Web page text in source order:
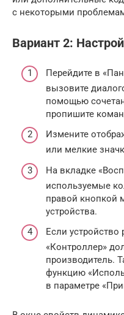
с некоторыми
Вариант 2:
Перейдите в
вызовите
помощью
пропишите
Измените
или мелкие
На вкладке
используемые
правой кнопкой
устройства.
Если устройство
«Контроллер»
производитель.
функцию
в параметре